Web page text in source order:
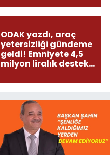
ODAK yazdı, araç
yetersizliği gündeme
geldi! Emniyete 4,5
milyon liralık destek